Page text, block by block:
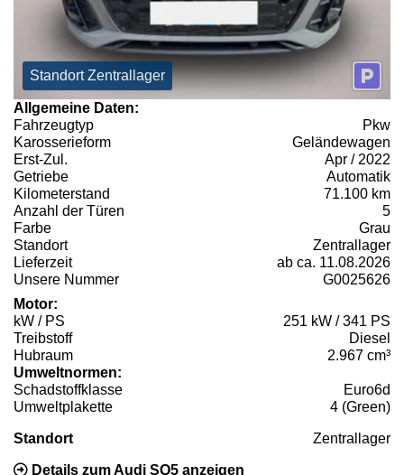
Standort Zentrallager
Allgemeine Daten:
Fahrzeugtyp
Pkw
Karosserieform
Geländewagen
Erst-Zul.
Apr / 2022
Getriebe
Automatik
Kilometerstand
71.100 km
Anzahl der Türen
5
Farbe
Grau
Standort
Zentrallager
Lieferzeit
ab ca. 11.08.2026
Unsere Nummer
G0025626
Motor:
kW / PS
251 kW / 341 PS
Treibstoff
Diesel
Hubraum
2.967 cm³
Umweltnormen:
Schadstoffklasse
Euro6d
Umweltplakette
4 (Green)
Standort Zentrallager
Details zum Audi SQ5 anzeigen